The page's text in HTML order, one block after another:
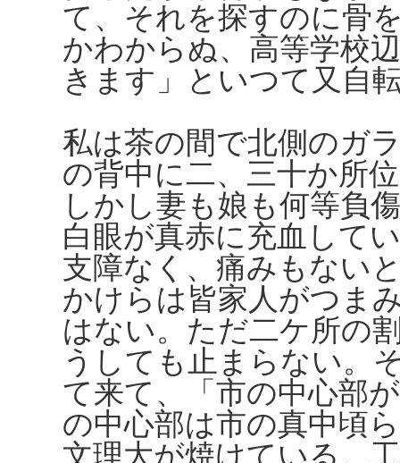
て、それを探すのに骨
かわからぬ、高等学校
きます」といつて又自
私は茶の間で北側のガ
の背中に二、三十か所
しかし妻も娘も何等負
白眼が真赤に充血して
支障なく、痛みもない
かけらは皆家人がつま
はない。ただ二ケ所の
うしても止まらない。
て来て、「市の中心部
の中心部は市の真中頃
文理大が焼けている、